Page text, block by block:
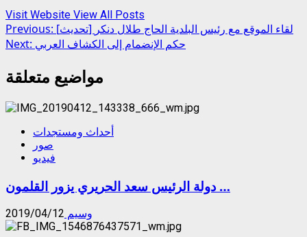
Visit Website View All Posts
Post
navigation
Previous:
[تحديث] لقاء الموقع مع رئيس البلدية الحاج طلال دنكر
Next: حكم الإنضمام إلى الكشاف العربي
مواضيع متعلقة
أحداث ومستجدات
صور
فيديو
دولة الرئيس سعد الحريري يزور القلمون …
وسيم 2019/04/12